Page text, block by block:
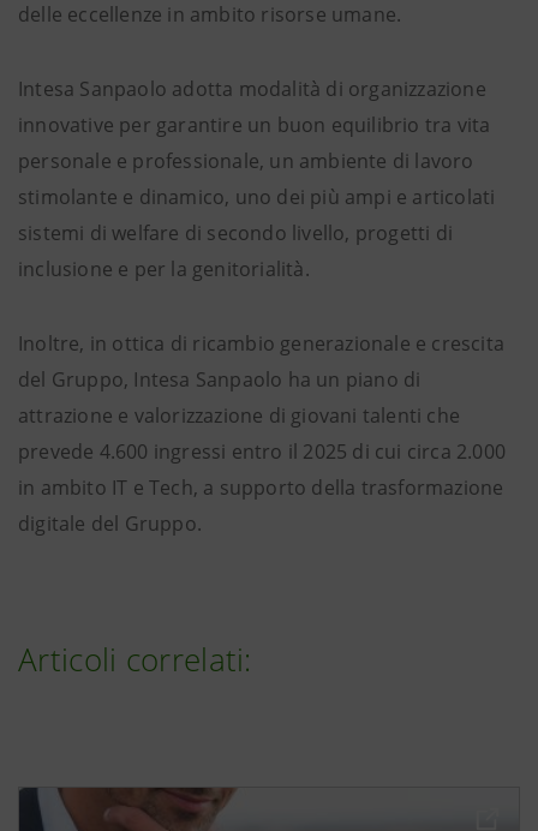
delle eccellenze in ambito risorse umane.
Intesa Sanpaolo adotta modalità di organizzazione
innovative per garantire un buon equilibrio tra vita
personale e professionale, un ambiente di lavoro
stimolante e dinamico, uno dei più ampi e articolati
sistemi di welfare di secondo livello, progetti di
inclusione e per la genitorialità.
Inoltre, in ottica di ricambio generazionale e crescita
del Gruppo, Intesa Sanpaolo ha un piano di
attrazione e valorizzazione di giovani talenti che
prevede 4.600 ingressi entro il 2025 di cui circa 2.000
in ambito IT e Tech, a supporto della trasformazione
digitale del Gruppo.
Articoli correlati: